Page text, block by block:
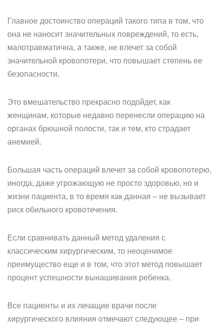
Главное достоинство операций такого типа в том, что
она не наносит значительных повреждений, то есть,
малотравматична, а также, не влечет за собой
значительной кровопотери, что повышает степень ее
безопасности.
Это вмешательство прекрасно подойдет, как
женщинам, которые недавно перенесли операцию на
органах брюшной полости, так и тем, кто страдает
анемией.
Большая часть операций влечет за собой кровопотерю,
иногда, даже угрожающую не просто здоровью, но и
жизни пациента, в то время как данная – не вызывает
риск обильного кровотечения.
Если сравнивать данный метод удаления с
классическим хирургическим, то неоценимое
преимущество еще и в том, что этот метод повышает
процент успешности вынашивания ребенка.
Все пациенты и их лечащие врачи после
хирургического влияния отмечают следующее – при